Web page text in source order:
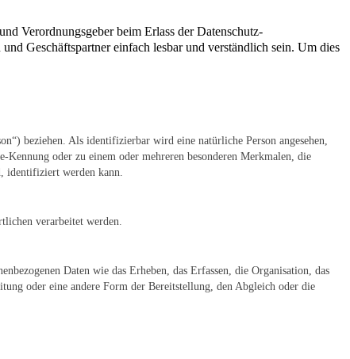
Verordnungsgeber beim Erlass der Datenschutz-
Geschäftspartner einfach lesbar und verständlich sein. Um dies
beziehen. Als identifizierbar wird eine natürliche Person angesehen,
oder zu einem oder mehreren besonderen Merkmalen, die
identifiziert werden kann.
verarbeitet werden.
Daten wie das Erheben, das Erfassen, die Organisation, das
oder eine andere Form der Bereitstellung, den Abgleich oder die